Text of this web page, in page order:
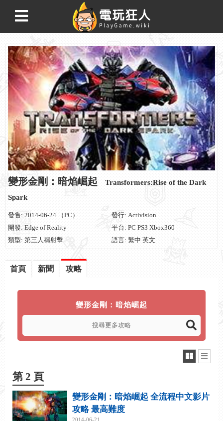
變形金剛：暗焰崛起
Transformers:Rise of the Dark
Spark
發售: 2014-06-24 （PC）
發行: Activision
開發: Edge of Reality
平台: PC PS3 Xbox360
類型: 第三人稱射擊
語言: 繁中 英文
首頁 新聞 攻略
變形金剛：暗焰崛起
第 2 頁
變形金剛：暗焰崛起 全流程中文影片
攻略 最高難度
2014-06-21